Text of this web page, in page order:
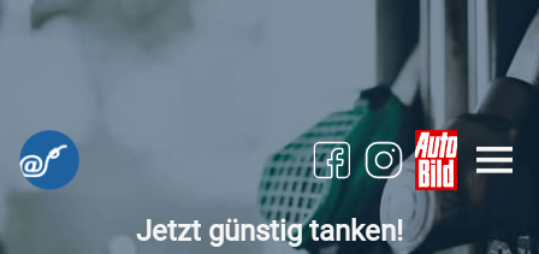
Jetzt günstig tanken!